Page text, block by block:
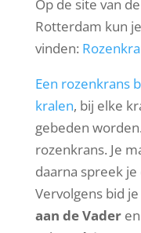
Op de site van
Rotterdam kun
vinden:
Een rozenkrans
kralen, bij elke
gebeden
rozenkrans. Je
daarna spreek je
Vervolgens bid
aan de Vader